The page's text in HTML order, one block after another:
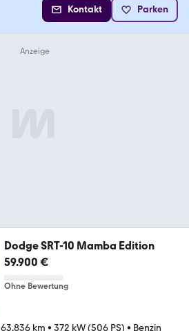
Kontakt Parken
Dodge SRT-10 Mamba Edition
59.900 €
Ohne Bewertung
63.836 km • 372 kW (506 PS) • Benzin